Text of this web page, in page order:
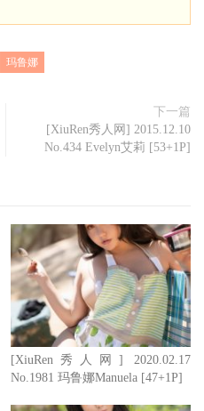
玛鲁娜
下一篇
[XiuRen秀人网] 2015.12.10
No.434 Evelyn艾莉 [53+1P]
[XiuRen秀人网] 2020.02.17
No.1981 玛鲁娜Manuela [47+1P]